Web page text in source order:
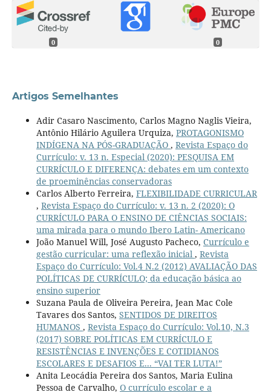
0 0
Artigos Semelhantes
Adir Casaro Nascimento, Carlos Magno Naglis Vieira,
Antônio Hilário Aguilera Urquiza, PROTAGONISMO
INDÍGENA NA PÓS-GRADUAÇÃO , Revista Espaço do
Currículo: v. 13 n. Especial (2020): PESQUISA EM
CURRÍCULO E DIFERENÇA: debates em um contexto
de proeminências conservadoras
Carlos Alberto Ferreira, FLEXIBILIDADE CURRICULAR
, Revista Espaço do Currículo: v. 13 n. 2 (2020): O
CURRÍCULO PARA O ENSINO DE CIÊNCIAS SOCIAIS:
uma mirada para o mundo Ibero Latin- Americano
João Manuel Will, José Augusto Pacheco, Currículo e
gestão curricular: uma reflexão inicial , Revista
Espaço do Currículo: Vol.4 N.2 (2012) AVALIAÇÃO DAS
POLÍTICAS DE CURRÍCULO; da educação básica ao
ensino superior
Suzana Paula de Oliveira Pereira, Jean Mac Cole
Tavares dos Santos, SENTIDOS DE DIREITOS
HUMANOS , Revista Espaço do Currículo: Vol.10, N.3
(2017) SOBRE POLÍTICAS EM CURRÍCULO E
RESISTÊNCIAS E INVENÇÕES E COTIDIANOS
ESCOLARES E DESAFIOS E... “VAI TER LUTA!”
Anita Leocádia Pereira dos Santos, Maria Eulina
Pessoa de Carvalho, O currículo escolar e a